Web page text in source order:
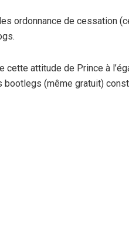
ordonnance de cessation
cette attitude de Prince à
bootlegs (même gratuit)